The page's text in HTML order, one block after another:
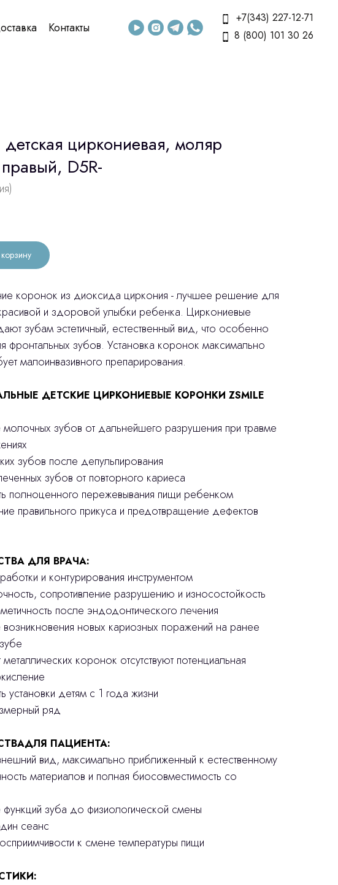
Контакты
+7(343) 227-12-71
8 (800) 101 30 26
циркониевая, моляр
D5R-
коронок из диоксида циркония - лучшее решение для
и здоровой улыбки ребенка. Циркониевые
зубам эстетичный, естественный вид, что особенно
фронтальных зубов. Установка коронок максимально
малоинвазивного препарирования.
ДЕТСКИЕ ЦИРКОНИЕВЫЕ КОРОНКИ ZSMILE
зубов от дальнейшего разрушения при травме
зубов после депульпирования
зубов от повторного кариеса
полноценного пережевывания пищи ребенком
правильного прикуса и предотвращение дефектов
ДЛЯ ВРАЧА:
и контурирования инструментом
сопротивление разрушению и износостойкость
после эндодонтического лечения
новых кариозных поражений на ранее
металлических коронок отсутствуют потенциальная
установки детям с 1 года жизни
ряд
ПАЦИЕНТА:
вид, максимально приближенный к естественному
материалов и полная биосовместимость со
зуба до физиологической смены
сеанс
к смене температуры пищи